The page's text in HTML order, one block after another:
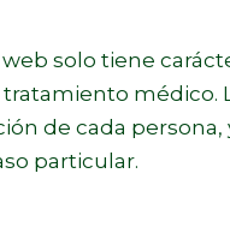
solo tiene
médico.
de cada
particular.